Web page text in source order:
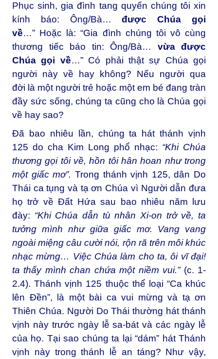
Phục sinh, gia đình tang quyến chúng tôi xin
kính báo: Ông/Bà…được Chúa gọi
về…” Hoặc là: “Gia đình chúng tôi vô cùng
thương tiếc báo tin: Ông/Bà… vừa được
Chúa gọi về…” Có phải thật sự Chúa gọi
người này về hay không? Nếu người qua
đời là một người trẻ hoặc một em bé đang tràn
đầy sức sống, chúng ta cũng cho là Chúa gọi
về hay sao?
Đã bao nhiêu lần, chúng ta hát thánh vịnh
125 do cha Kim Long phổ nhạc: “Khi Chúa
thương gọi tôi về, hồn tôi hân hoan như trong
một giấc mơ”. Trong thánh vịnh 125, dân Do
Thái ca tụng và tạ ơn Chúa vì Người dẫn đưa
họ trở về Đất Hứa sau bao nhiêu năm lưu
đày: “Khi Chúa dẫn tù nhân Xi-on trở về, ta
tưởng mình như giữa giấc mơ. Vang vang
ngoài miệng câu cười nói, rộn rã trên môi khúc
nhạc mừng… Việc Chúa làm cho ta, ôi vĩ đại!
ta thấy mình chan chứa một niềm vui.”(c. 1-
2.4). Thánh vịnh 125 thuộc thể loại “Ca khúc
lên Đền”, là một bài ca vui mừng và tạ ơn
Thiên Chúa. Người Do Thái thường hát thánh
vịnh này trước ngày lễ sa-bát và các ngày lễ
của họ. Tại sao chúng ta lại “dám” hát Thánh
vịnh này trong thánh lễ an táng? Như vậy,